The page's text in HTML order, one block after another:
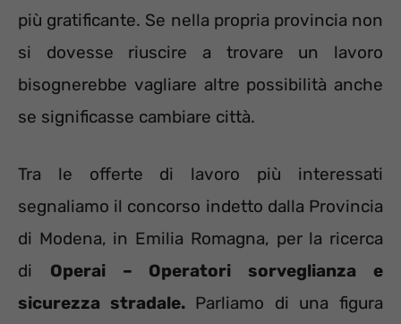
più gratificante. Se nella propria provincia non
si dovesse riuscire a trovare un lavoro
bisognerebbe vagliare altre possibilità anche
se significasse cambiare città.
Tra le offerte di lavoro più interessati
segnaliamo il concorso indetto dalla Provincia
di Modena, in Emilia Romagna, per la ricerca
di Operai – Operatori sorveglianza e
sicurezza stradale.Parliamo di una figura